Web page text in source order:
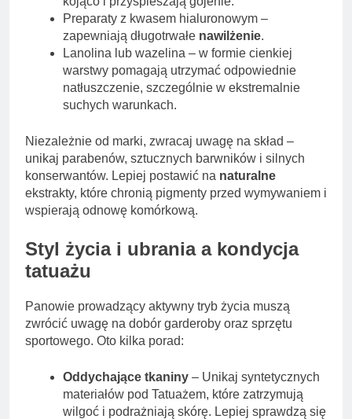
Preparaty z kwasem hialuronowym –
zapewniają długotrwałe nawilżenie.
Lanolina lub wazelina – w formie cienkiej
warstwy pomagają utrzymać odpowiednie
natłuszczenie, szczególnie w ekstremalnie
suchych warunkach.
Niezależnie od marki, zwracaj uwagę na skład –
unikaj parabenów, sztucznych barwników i silnych
konserwantów. Lepiej postawić na naturalne
ekstrakty, które chronią pigmenty przed wymywaniem i
wspierają odnowę komórkową.
Styl życia i ubrania a kondycja
tatuażu
Panowie prowadzący aktywny tryb życia muszą
zwrócić uwagę na dobór garderoby oraz sprzętu
sportowego. Oto kilka porad:
Oddychające tkaniny – Unikaj syntetycznych
materiałów pod Tatuażem, które zatrzymują
wilgoć i podrażniają skórę. Lepiej sprawdzą się